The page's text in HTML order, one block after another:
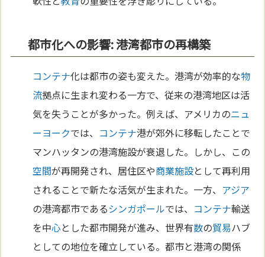
都市化への影響: 港湾都市の再構築
コンテナ化は都市の姿も変えた。港湾が効率的な物
流拠点に生まれ変わる一方で、従来の港湾地区は活
気を失うことが多かった。例えば、アメリカのニュ
ーヨークでは、 コンテナ港が郊外に移転したことで
マンハッタンの港湾施設が衰退した。しかし、この
空間が再開発され、居住区や商業施設として再利用
されることで新たな活気が生まれた。一方、 アジア
の港湾都市であるシンガポールでは、 コンテナ輸送
を中心とした都市開発が進み、世界有数の貿易ハブ
としての地位を確立している。都市と港湾の関係